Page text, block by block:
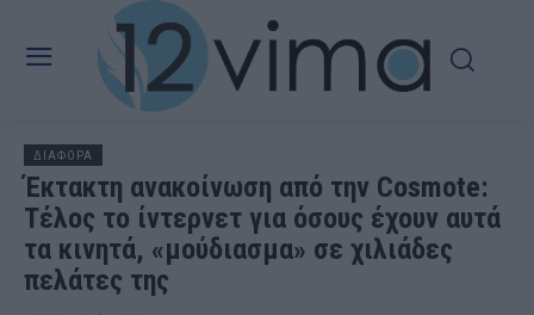
ΔΙΑΦΟΡΑ
Έκτακτη ανακοίνωση από την Cosmote:
Τέλος το ίντερνετ για όσους έχουν αυτά
τα κινητά, «μούδιασμα» σε χιλιάδες
πελάτες της